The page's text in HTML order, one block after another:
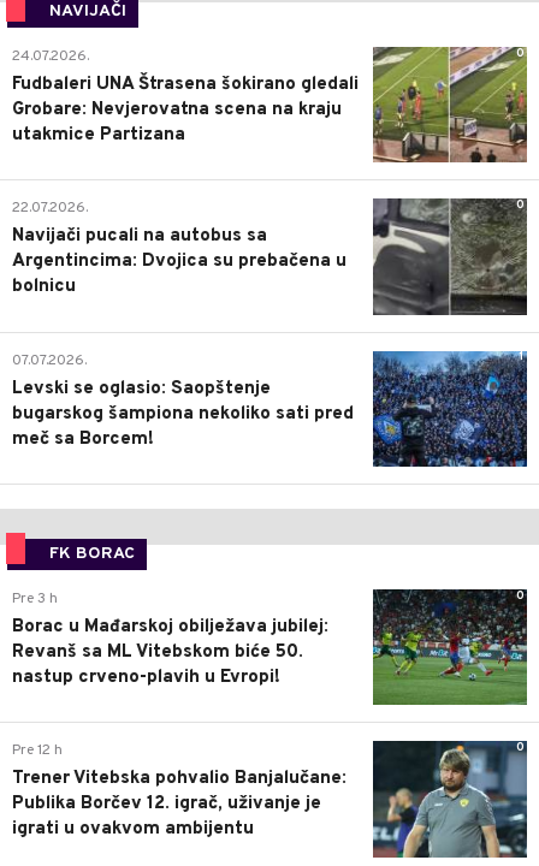
NAVIJAČI
0
24.07.2026.
Fudbaleri UNA Štrasena šokirano gledali
Grobare: Nevjerovatna scena na kraju
utakmice Partizana
0
22.07.2026.
Navijači pucali na autobus sa
Argentincima: Dvojica su prebačena u
bolnicu
1
07.07.2026.
Levski se oglasio: Saopštenje
bugarskog šampiona nekoliko sati pred
meč sa Borcem!
FK BORAC
0
Pre 3 h
Borac u Mađarskoj obilježava jubilej:
Revanš sa ML Vitebskom biće 50.
nastup crveno-plavih u Evropi!
0
Pre 12 h
Trener Vitebska pohvalio Banjalučane:
Publika Borčev 12. igrač, uživanje je
igrati u ovakvom ambijentu